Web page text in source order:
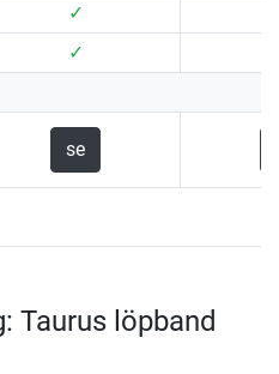
✓
✓
se
Taurus löpband